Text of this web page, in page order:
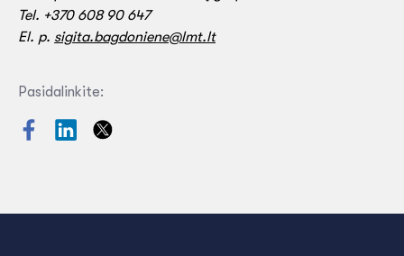
Tel. +370 608 90 647
El. p. sigita.bagdoniene@lmt.lt
Pasidalinkite: